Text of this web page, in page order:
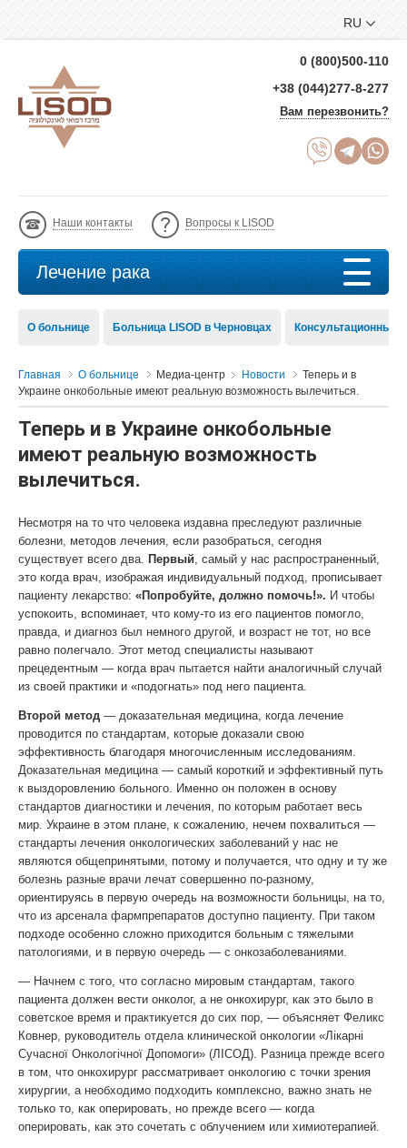
RU
0 (800)500-110
+38 (044)277-8-277
Вам перезвонить?
Наши контакты Вопросы к LISOD
Лечение рака
О больнице Больница LISOD в Черновцах Консультационный
Главная О больнице Медиа-центр Новости
Теперь и в
Украине онкобольные имеют реальную возможность вылечиться.
Теперь и в Украине онкобольные
имеют реальную возможность
вылечиться.
Несмотря на то что человека издавна преследуют различные
болезни, методов лечения, если разобраться, сегодня
существует всего два. Первый, самый у нас распространенный,
это когда врач, изображая индивидуальный подход, прописывает
пациенту лекарство: «Попробуйте, должно помочь!». И чтобы
успокоить, вспоминает, что кому-то из его пациентов помогло,
правда, и диагноз был немного другой, и возраст не тот, но все
равно полегчало. Этот метод специалисты называют
прецедентным — когда врач пытается найти аналогичный случай
из своей практики и «подогнать» под него пациента.
Второй метод — доказательная медицина, когда лечение
проводится по стандартам, которые доказали свою
эффективность благодаря многочисленным исследованиям.
Доказательная медицина — самый короткий и эффективный путь
к выздоровлению больного. Именно он положен в основу
стандартов диагностики и лечения, по которым работает весь
мир. Украине в этом плане, к сожалению, нечем похвалиться —
стандарты лечения онкологических заболеваний у нас не
являются общепринятыми, потому и получается, что одну и ту же
болезнь разные врачи лечат совершенно по-разному,
ориентируясь в первую очередь на возможности больницы, на то,
что из арсенала фармпрепаратов доступно пациенту. При таком
подходе особенно сложно приходится больным с тяжелыми
патологиями, и в первую очередь — с онкозаболеваниями.
— Начнем с того, что согласно мировым стандартам, такого
пациента должен вести онколог, а не онкохирург, как это было в
советское время и практикуется до сих пор, — объясняет Феликс
Ковнер, руководитель отдела клинической онкологии «Лікарні
Сучасної Онкологічної Допомоги» (ЛІСОД). Разница прежде всего
в том, что онкохирург рассматривает онкологию с точки зрения
хирургии, а необходимо подходить комплексно, важно знать не
только то, как оперировать, но прежде всего — когда
оперировать, как это сочетать с облучением или химиотерапией.